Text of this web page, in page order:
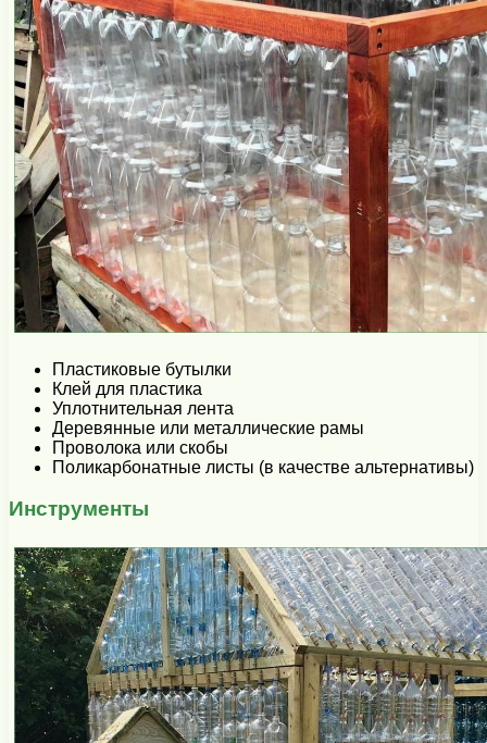
Пластиковые бутылки
Клей для пластика
Уплотнительная лента
Деревянные или металлические рамы
Проволока или скобы
Поликарбонатные листы (в качестве альтернативы)
Инструменты